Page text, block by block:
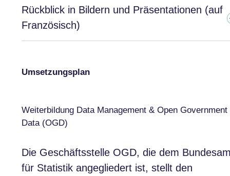
Rückblick in Bildern und Präsentationen (auf
Französisch)
Umsetzungsplan
Weiterbildung Data Management & Open Government
Data (OGD)
Die Geschäftsstelle OGD, die dem
für Statistik angegliedert ist, stellt den